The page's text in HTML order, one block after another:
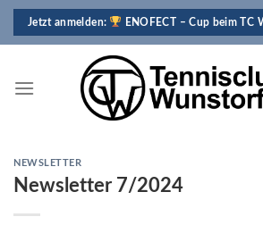
Skip
Jetzt anmelden: ENOFECT – Cup beim
NEWSLETTER
Newsletter 7/2024